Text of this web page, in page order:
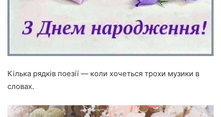
Кілька рядків поезії — коли хочеться трохи музики в
словах.